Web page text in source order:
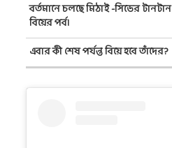
বর্তমানে চলছে মিঠাই -সিডের টানটান
বিয়ের পর্ব।
এবার কী শেষ পর্যন্ত বিয়ে হবে তাঁদের?